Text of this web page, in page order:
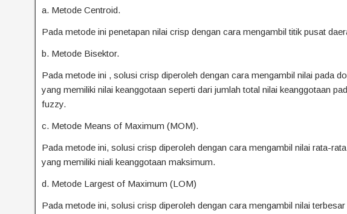
a. Metode Centroid.
Pada metode ini penetapan nilai crisp dengan cara mengambil titik pusat
b. Metode Bisektor.
Pada metode ini , solusi crisp diperoleh dengan cara mengambil nilai pada
yang memiliki nilai keanggotaan seperti dari jumlah total nilai keanggotaan
fuzzy.
c. Metode Means of Maximum (MOM).
Pada metode ini, solusi crisp diperoleh dengan cara mengambil nilai rata-
yang memiliki niali keanggotaan maksimum.
d. Metode Largest of Maximum (LOM)
Pada metode ini, solusi crisp diperoleh dengan cara mengambil nilai